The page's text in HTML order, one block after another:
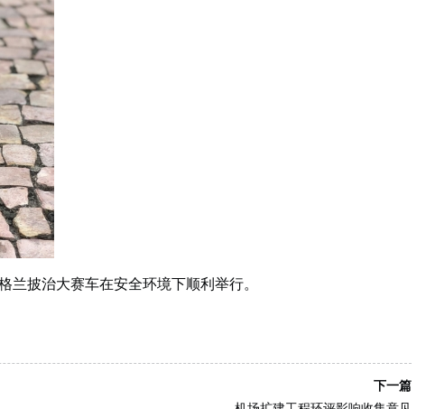
披治大赛车在安全环境下顺利举行。
下一篇